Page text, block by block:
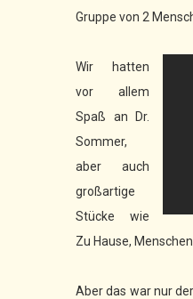
Gruppe von 2
Wir hatten
vor allem
Spaß an Dr.
Sommer,
aber auch
großartige
Stücke wie
Zu Hause,
Aber das war nur